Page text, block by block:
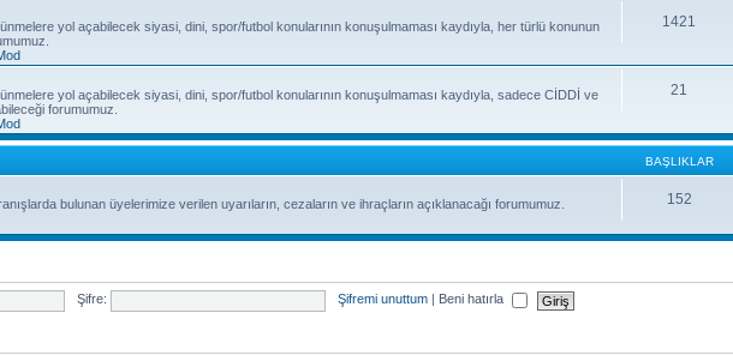
yol açabilecek siyasi, dini, spor/futbol konularının konuşulmaması kaydıyla, her türlü konunun
1421
yol açabilecek siyasi, dini, spor/futbol konularının konuşulmaması kaydıyla, sadece CİDDİ ve
forumumuz.
21
BAŞLIKLAR
bulunan üyelerimize verilen uyarıların, cezaların ve ihraçların açıklanacağı forumumuz.
152
Şifre: Şifremi unuttum Beni hatırla